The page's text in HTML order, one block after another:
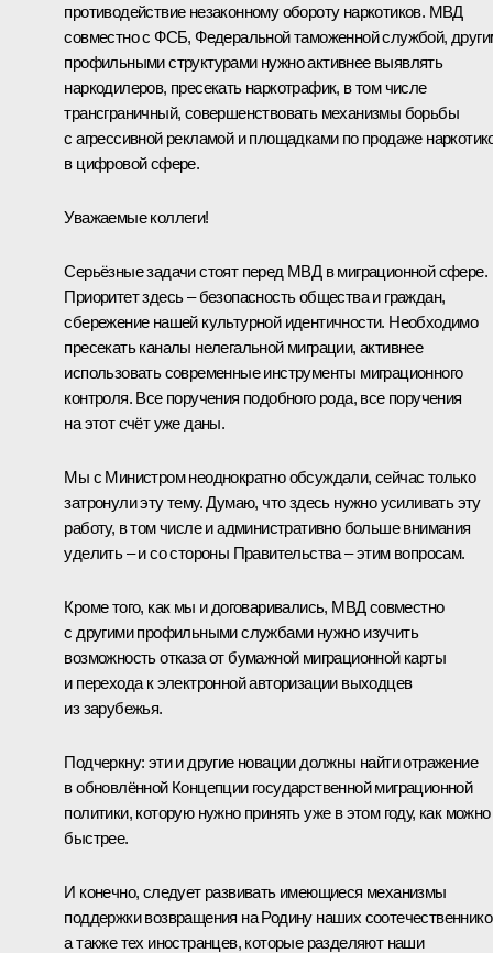
противодействие незаконному обороту наркотиков. МВД
совместно с ФСБ, Федеральной таможенной службой,
профильными структурами нужно активнее выявлять
наркодилеров, пресекать наркотрафик, в том числе
трансграничный, совершенствовать механизмы борьбы
с агрессивной рекламой и площадками по продаже
в цифровой сфере.
Уважаемые коллеги!
Серьёзные задачи стоят перед МВД в миграционной сфере.
Приоритет здесь – безопасность общества и граждан,
сбережение нашей культурной идентичности. Необходимо
пресекать каналы нелегальной миграции, активнее
использовать современные инструменты миграционного
контроля. Все поручения подобного рода, все поручения
на этот счёт уже даны.
Мы с Министром неоднократно обсуждали, сейчас только
затронули эту тему. Думаю, что здесь нужно усиливать эту
работу, в том числе и административно больше внимания
уделить – и со стороны Правительства – этим вопросам.
Кроме того, как мы и договаривались, МВД совместно
с другими профильными службами нужно изучить
возможность отказа от бумажной миграционной карты
и перехода к электронной авторизации выходцев
из зарубежья.
Подчеркну: эти и другие новации должны найти отражение
в обновлённой Концепции государственной миграционной
политики, которую нужно принять уже в этом году, как можно
быстрее.
И конечно, следует развивать имеющиеся механизмы
поддержки возвращения на Родину наших
а также тех иностранцев, которые разделяют наши